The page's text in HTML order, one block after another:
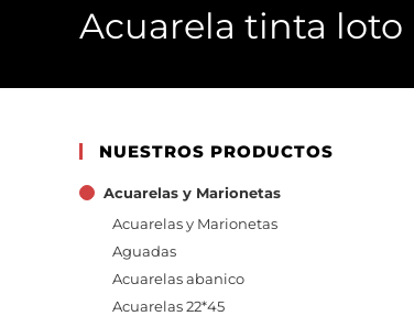
Acuarela tinta loto
NUESTROS PRODUCTOS
Acuarelas y Marionetas
Acuarelas y Marionetas
Aguadas
Acuarelas abanico
Acuarelas 22*45